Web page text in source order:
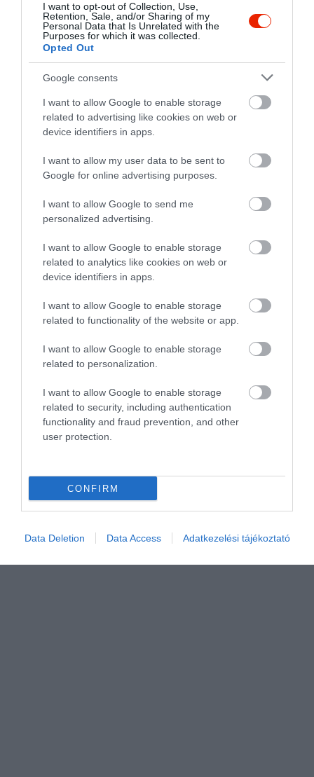
I want to opt-out of Collection, Use,
Retention, Sale, and/or Sharing of my
Personal Data that Is Unrelated with the
Purposes for which it was collected.
Opted Out
Google consents
I want to allow Google to enable storage
related to advertising like cookies on web or
device identifiers in apps.
I want to allow my user data to be sent to
Google for online advertising purposes.
I want to allow Google to send me
personalized advertising.
I want to allow Google to enable storage
related to analytics like cookies on web or
device identifiers in apps.
I want to allow Google to enable storage
related to functionality of the website or app.
I want to allow Google to enable storage
related to personalization.
I want to allow Google to enable storage
related to security, including authentication
functionality and fraud prevention, and other
user protection.
CONFIRM
Data Deletion Data Access Adatkezelési tájékoztató
Értékelések
4.0
Összesen 1
5 0
4 1
3 0
2 0
1 0